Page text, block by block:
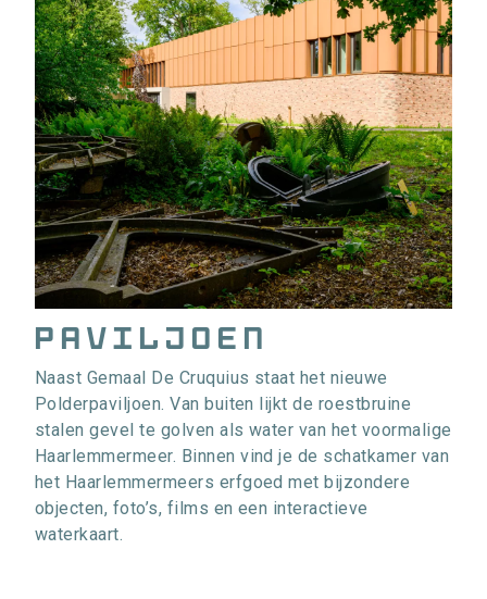
Paviljoen
Naast Gemaal De Cruquius staat het nieuwe
Polderpaviljoen. Van buiten lijkt de roestbruine
stalen gevel te golven als water van het voormalige
Haarlemmermeer. Binnen vind je de schatkamer van
het Haarlemmermeers erfgoed met bijzondere
objecten, foto’s, films en een interactieve
waterkaart.